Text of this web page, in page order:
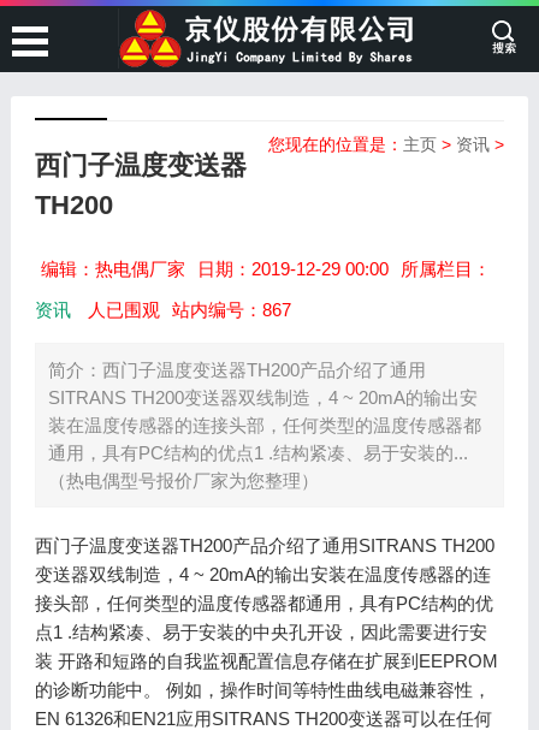
您现在的位置是： 主页 > 资讯 >
西门子温度变送器
TH200
编辑：热电偶厂家 日期：2019-12-29 00:00
所属栏目：
资讯
人已围观 站内编号：867
简介：西门子温度变送器TH200产品介绍了通用
SITRANS TH200变送器双线制造，4 ~ 20mA的输出安
装在温度传感器的连接头部，任何类型的温度传感器都
通用，具有PC结构的优点1 .结构紧凑、易于安装的...
（热电偶型号报价厂家为您整理）
西门子温度变送器TH200产品介绍了通用SITRANS TH200
变送器双线制造，4 ~ 20mA的输出安装在温度传感器的连
接头部，任何类型的温度传感器都通用，具有PC结构的优
点1 .结构紧凑、易于安装的中央孔开设，因此需要进行安
装 开路和短路的自我监视配置信息存储在扩展到EEPROM
的诊断功能中。 例如，操作时间等特性曲线电磁兼容性，
EN 61326和EN21应用SITRANS TH200变送器可以在任何